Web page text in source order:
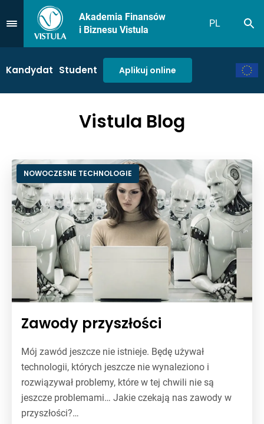
Przejdź do Menu
Akademia Finansów
i Biznesu Vistula
PL
Kandydat Student Aplikuj online
Vistula Blog
NOWOCZESNE TECHNOLOGIE
Zawody przyszłości
Mój zawód jeszcze nie istnieje. Będę używał
technologii, których jeszcze nie wynaleziono i
rozwiązywał problemy, które w tej chwili nie są
jeszcze problemami… Jakie czekają nas zawody w
przyszłości?…